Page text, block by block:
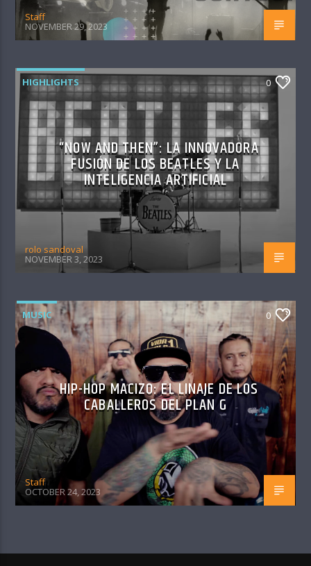
Staff
NOVEMBER 29, 2023
HIGHLIGHTS 0
“NOW AND THEN”: LA INNOVADORA
FUSIÓN DE LOS BEATLES Y LA
INTELIGENCIA ARTIFICIAL
rolo sandoval
NOVEMBER 3, 2023
MUSIC 0
HIP-HOP MACIZO: EL LINAJE DE LOS
CABALLEROS DEL PLAN G
Staff
OCTOBER 24, 2023